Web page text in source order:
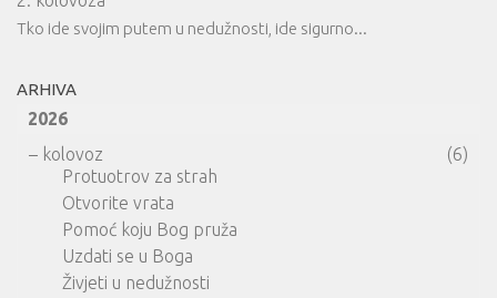
Tko ide svojim putem u nedužnosti, ide sigurno...
ARHIVA
2026
– kolovoz
(6)
Protuotrov za strah
Otvorite vrata
Pomoć koju Bog pruža
Uzdati se u Boga
Živjeti u nedužnosti